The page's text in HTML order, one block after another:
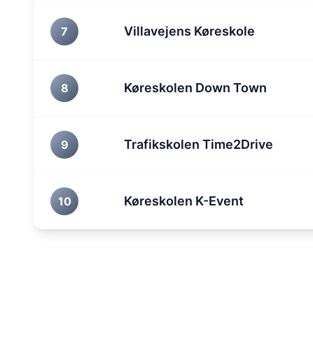
7 Villavejens Køreskole
8 Køreskolen Down Town
9 Trafikskolen Time2Drive
10 Køreskolen K-Event